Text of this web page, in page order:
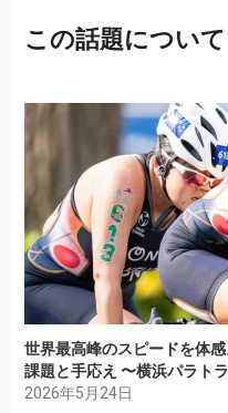
この話題につい
世界最高峰のスピードを体
課題と手応え 〜横浜パラト
2026年5月24日